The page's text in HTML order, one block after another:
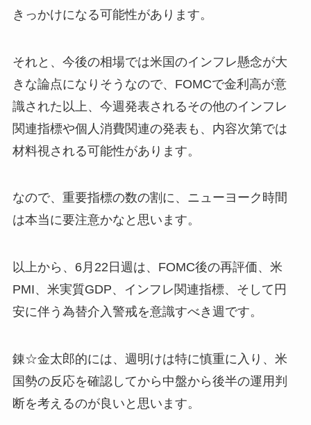
きっかけになる可能性があります。
それと、今後の相場では米国のインフレ懸念が大
きな論点になりそうなので、FOMCで金利高が意
識された以上、今週発表されるその他のインフレ
関連指標や個人消費関連の発表も、内容次第では
材料視される可能性があります。
なので、重要指標の数の割に、ニューヨーク時間
は本当に要注意かなと思います。
以上から、6月22日週は、FOMC後の再評価、米
PMI、米実質GDP、インフレ関連指標、そして円
安に伴う為替介入警戒を意識すべき週です。
錬☆金太郎的には、週明けは特に慎重に入り、米
国勢の反応を確認してから中盤から後半の運用判
断を考えるのが良いと思います。